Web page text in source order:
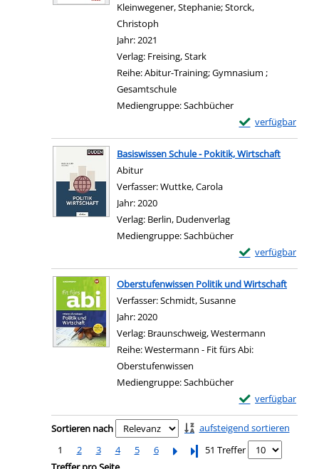
Kleinwegener, Stephanie;Storck,
Christoph
Jahr:2021
Verlag: Freising, Stark
Reihe:Abitur-Training; Gymnasium ;
Gesamtschule
Mediengruppe:Sachbücher
verfügbar
Exemplar-Details
Zum Download
Basiswissen Schule - Pokitik, Wirtschaft
Abitur
Verfasser:Wuttke, Carola
Jahr:2020
Verlag: Berlin, Dudenverlag
Mediengruppe:Sachbücher
verfügbar
Exemplar-Details
Zum Download
Oberstufenwissen Politik und Wirtschaft
Verfasser:Schmidt, Susanne
Jahr:2020
Verlag: Braunschweig, Westermann
Reihe:Westermann - Fit fürs Abi:
Oberstufenwissen
Mediengruppe:Sachbücher
verfügbar
Exemplar-
Zum Download
Zu den Suchfiltern springen
Sortieren nach
aufsteigend sortieren
1
2 3 4 5 6 Letzte Seite
51 Treffer